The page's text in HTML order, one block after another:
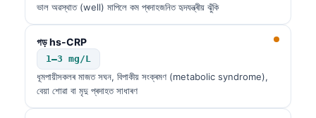
ভাল অৱস্থাত (well) মাপিলে কম প্ৰদাহজনিত হৃদযন্ত্ৰীয় ঝুঁকি
গড় hs-CRP
1–3 mg/L
ধূমপায়ীসকলৰ মাজত সঘন, বিপাকীয় সংক্ৰমণ (metabolic syndrome),
বেয়া শোৱা বা মৃদু প্ৰদাহত সাধাৰণ